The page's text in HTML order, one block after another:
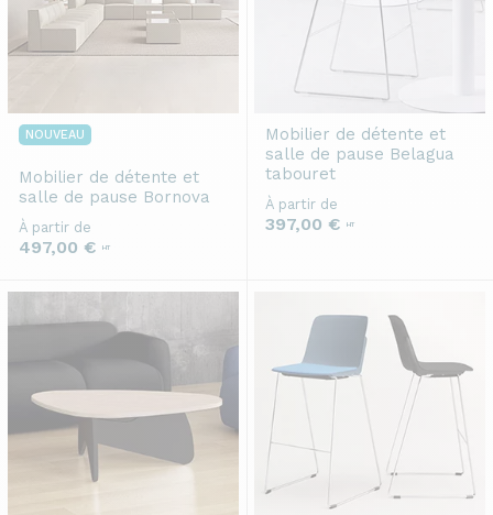
NOUVEAU
Mobilier de détente et
salle de pause Bornova
À partir de
497,00 € HT
Mobilier de détente et
salle de pause Belagua
tabouret
À partir de
397,00 € HT